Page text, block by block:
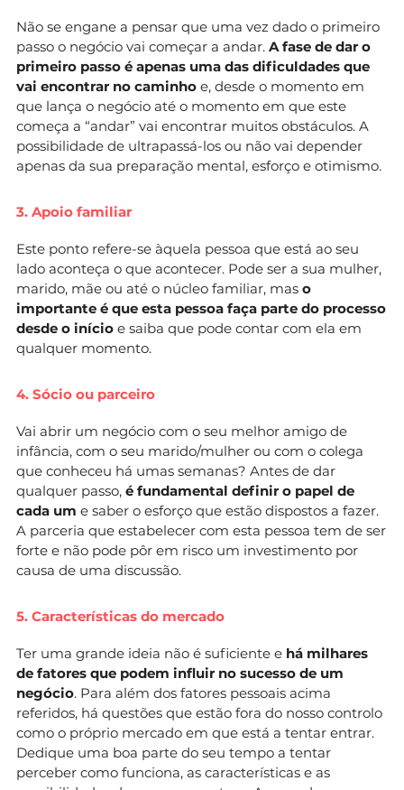
Não se engane a pensar que uma vez dado o primeiro
passo o negócio vai começar a andar. A fase de dar o
primeiro passo é apenas uma das dificuldades que
vai encontrar no caminho e, desde o momento em
que lança o negócio até o momento em que este
começa a “andar” vai encontrar muitos obstáculos. A
possibilidade de ultrapassá-los ou não vai depender
apenas da sua preparação mental, esforço e otimismo.
3. Apoio familiar
Este ponto refere-se àquela pessoa que está ao seu
lado aconteça o que acontecer. Pode ser a sua mulher,
marido, mãe ou até o núcleo familiar, mas o
importante é que esta pessoa faça parte do processo
desde o início e saiba que pode contar com ela em
qualquer momento.
4. Sócio ou parceiro
Vai abrir um negócio com o seu melhor amigo de
infância, com o seu marido/mulher ou com o colega
que conheceu há umas semanas? Antes de dar
qualquer passo, é fundamental definir o papel de
cada um e saber o esforço que estão dispostos a fazer.
A parceria que estabelecer com esta pessoa tem de ser
forte e não pode pôr em risco um investimento por
causa de uma discussão.
5. Características do mercado
Ter uma grande ideia não é suficiente e há milhares
de fatores que podem influir no sucesso de um
negócio. Para além dos fatores pessoais acima
referidos, há questões que estão fora do nosso controlo
como o próprio mercado em que está a tentar entrar.
Dedique uma boa parte do seu tempo a tentar
perceber como funciona, as características e as